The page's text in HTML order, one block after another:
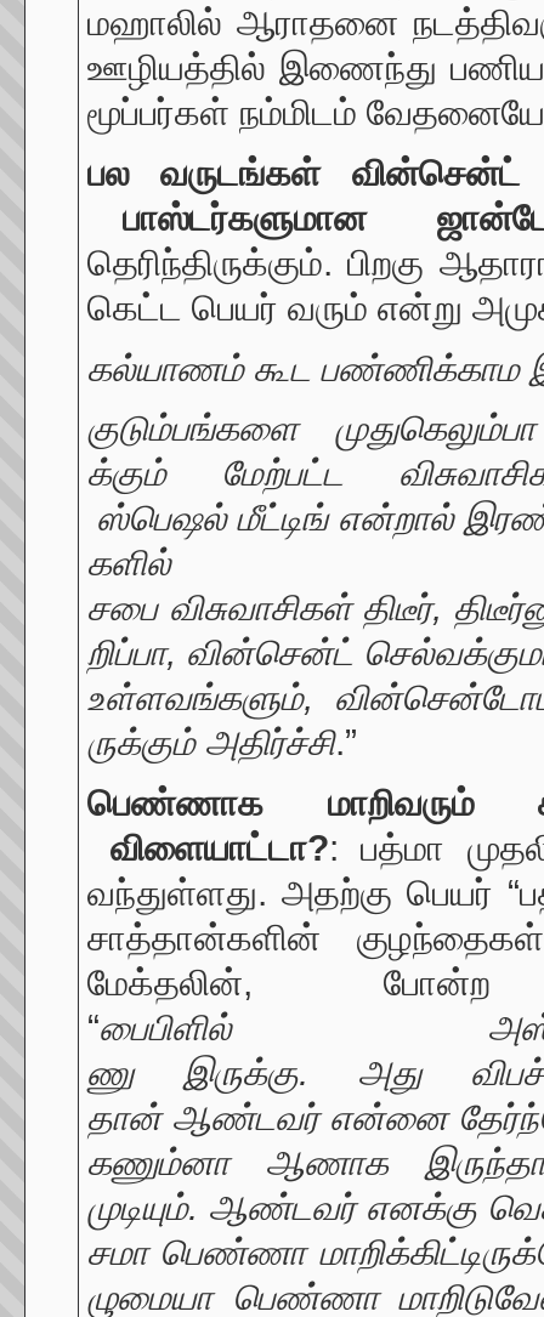
மஹாலில் ஆராதனை
ஊழியத்தில் இணைந்து
மூப்பர்கள் நம்மிடம்
பலவருடங்கள்
பாஸ்டர்களுமானஜான்
தெரிந்திருக்கும். பிறகு
கெட்ட பெயர் வரும் என்று
கல்யாணம் கூட பண்ணிக்காம
குடும்பங்களை
க்கும் மேற்பட்ட
ஸ்பெஷல்மீட்டிங் என்றால்
களில்
சபை விசுவாசிகள் திடீர்,
றிப்பா, வின்சென்ட்
உள்ளவங்களும்,
ருக்கும் அதிர்ச்சி.”
பெண்ணாக மாறிவரும்
விளையாட்டா?: பத்மா
வந்துள்ளது. அதற்கு பெயர்
சாத்தான்களின்
மேக்தலின்,
“பைபிளில்
ணு இருக்கு. அது
தான் ஆண்டவர் என்னை
கணும்னா ஆணாக
முடியும். ஆண்டவர் எனக்கு
சமா பெண்ணா
ழுமையா பெண்ணா